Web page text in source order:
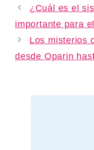
¿Cuál es el
importante para
Los misterios
desde Oparin